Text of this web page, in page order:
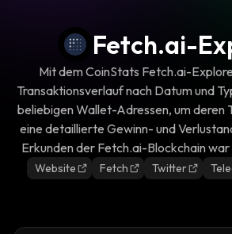
Fetch.ai-
Mit dem CoinStats Fetch.ai-
Transaktionsverlauf nach Datum und
beliebigen Wallet-Adressen, um deren
eine detaillierte Gewinn- und
Erkunden der Fetch.ai-Blockchain war
Website Fetch Twitter